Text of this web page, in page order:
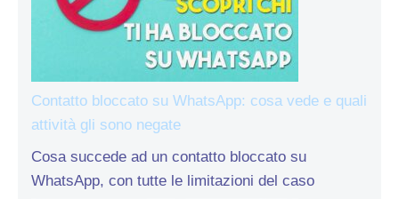
Contatto bloccato su WhatsApp: cosa vede e quali
attività gli sono negate
Cosa succede ad un contatto bloccato su
WhatsApp, con tutte le limitazioni del caso